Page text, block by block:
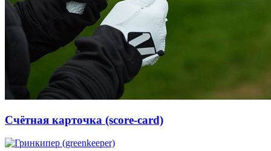
Счётная карточка (score-card)